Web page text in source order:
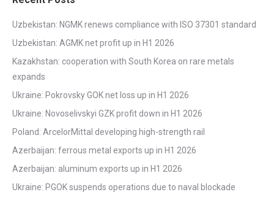
Uzbekistan: NGMK renews compliance with ISO 37301 standard
Uzbekistan: AGMK net profit up in H1 2026
Kazakhstan: cooperation with South Korea on rare metals
expands
Ukraine: Pokrovsky GOK net loss up in H1 2026
Ukraine: Novoselivskyi GZK profit down in H1 2026
Poland: ArcelorMittal developing high-strength rail
Azerbaijan: ferrous metal exports up in H1 2026
Azerbaijan: aluminum exports up in H1 2026
Ukraine: PGOK suspends operations due to naval blockade